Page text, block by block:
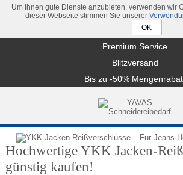
Um Ihnen gute Dienste anzubieten, verwenden wir
dieser Webseite stimmen Sie unserer
Premium Service
Blitzversand
Bis zu -50%
Hochwertige YKK Jacken-
günstig kaufen!